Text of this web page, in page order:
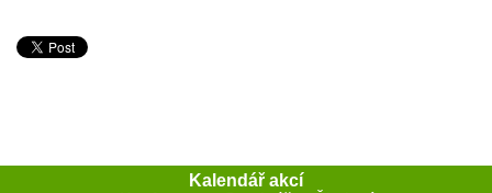
Kalendář akcí